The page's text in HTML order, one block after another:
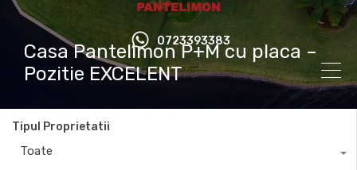
0723393383
Casa Pantelimon P+M cu placa –
Pozitie EXCELENT
Tipul Proprietatii
Toate